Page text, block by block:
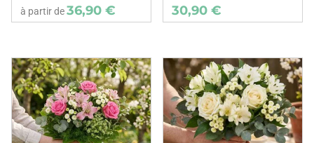
à partir de36,90 € 30,90 €